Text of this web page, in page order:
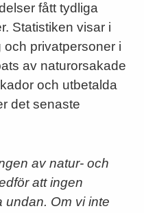
fått tydliga
Statistiken visar i
privatpersoner i
av naturorsakade
och utbetalda
det senaste
av natur- och
att ingen
undan. Om vi inte